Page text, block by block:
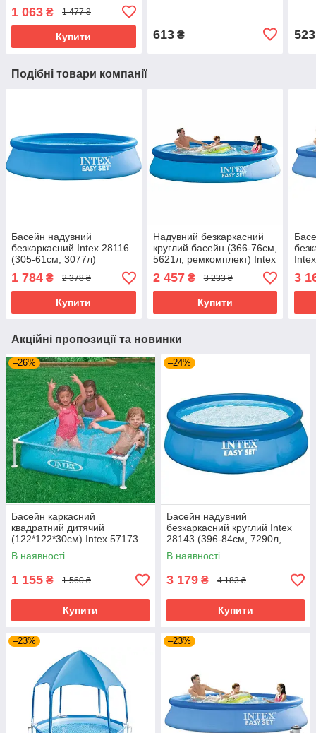
1 063 ₴ 1 477 ₴
Купити 613₴ 523
Подібні товари компанії
Басейн надувний
безкаркасний Intex 28116
(305-61см, 3077л)
1 784 ₴ 2 378 ₴
Купити
Надувний безкаркасний
круглий басейн (366-76см,
5621л, ремкомплект) Intex
28130 Блакитний
2 457₴ 3 233 ₴
Купити
3
Акційні пропозиції та новинки
–26%
Басейн каркасний
квадратний дитячий
(122*122*30см) Intex 57173
Блакитний
В наявності
1 155 ₴ 1 560 ₴
Купити
–24%
Басейн надувний
безкаркасний круглий Intex
28143 (396-84см, 7290л,
ремкомплект) Синій
В наявності
3 179 ₴ 4 183 ₴
Купити
–23% –23%